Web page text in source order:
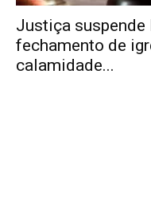
Justiça suspende
fechamento de
calamidade...